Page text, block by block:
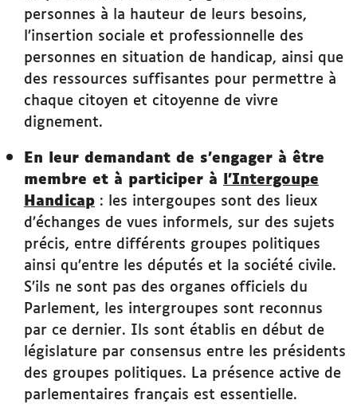
personnes à la hauteur de leurs besoins,
l’insertion sociale et professionnelle des
personnes en situation de handicap, ainsi que
des ressources suffisantes pour permettre à
chaque citoyen et citoyenne de vivre
dignement.
En leur demandant de s’engager à être
membre et à participer à l’Intergoupe
Handicap : les intergoupes sont des lieux
d’échanges de vues informels, sur des sujets
précis, entre différents groupes politiques
ainsi qu’entre les députés et la société civile.
S’ils ne sont pas des organes officiels du
Parlement, les intergroupes sont reconnus
par ce dernier. Ils sont établis en début de
législature par consensus entre les présidents
des groupes politiques. La présence active de
parlementaires français est essentielle.